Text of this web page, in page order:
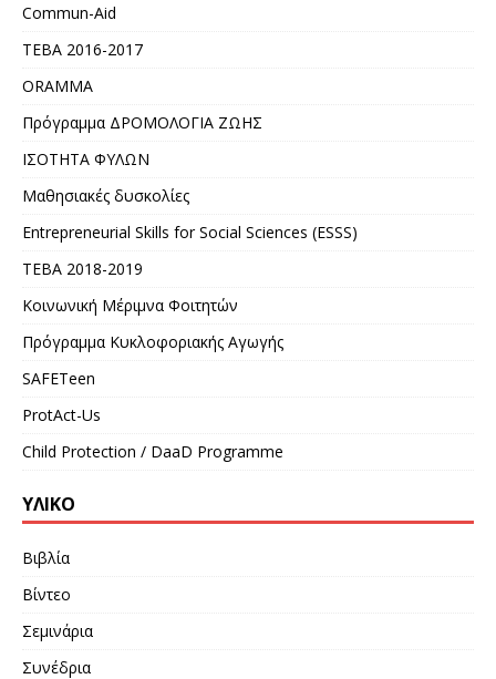
Commun-Aid
ΤΕΒΑ 2016-2017
ORAMMA
Πρόγραμμα ΔΡΟΜΟΛΟΓΙΑ ΖΩΗΣ
ΙΣΟΤΗΤΑ ΦΥΛΩΝ
Μαθησιακές δυσκολίες
Entrepreneurial Skills for Social Sciences (ESSS)
ΤΕΒΑ 2018-2019
Κοινωνική Μέριμνα Φοιτητών
Πρόγραμμα Κυκλοφοριακής Αγωγής
SAFETeen
ProtAct-Us
Child Protection / DaaD Programme
ΥΛΙΚΌ
Βιβλία
Βίντεο
Σεμινάρια
Συνέδρια